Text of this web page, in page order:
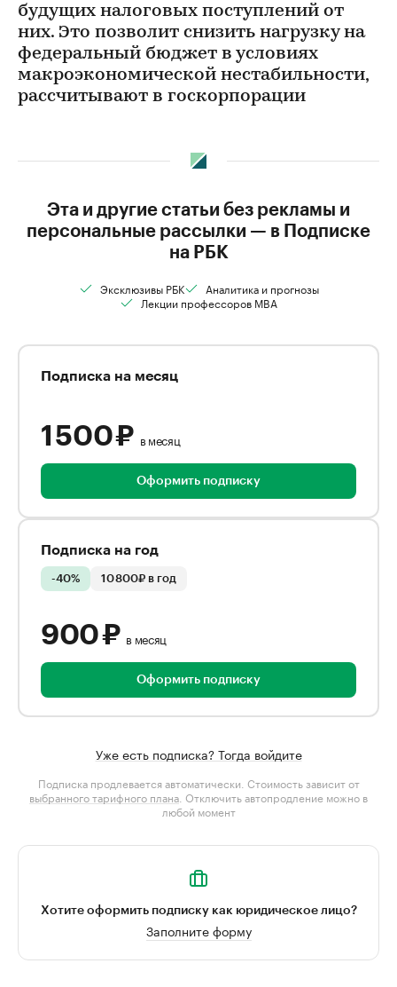
будущих налоговых поступлений от
них. Это позволит снизить нагрузку на
федеральный бюджет в условиях
макроэкономической нестабильности,
рассчитывают в госкорпорации
Эта и другие статьи без рекламы и
персональные рассылки — в Подписке
на РБК
Эксклюзивы РБК
Аналитика и прогнозы
Лекции профессоров MBA
Подписка на месяц
1 500 ₽ в месяц
Оформить подписку
Подписка на год
-40% 10 800₽ в год
900 ₽ в месяц
Оформить подписку
Уже есть подписка? Тогда войдите
Подписка продлевается автоматически. Стоимость зависит от
выбранного тарифного плана . Отключить автопродление можно в
любой момент
Хотите оформить подписку как юридическое лицо?
Заполните форму